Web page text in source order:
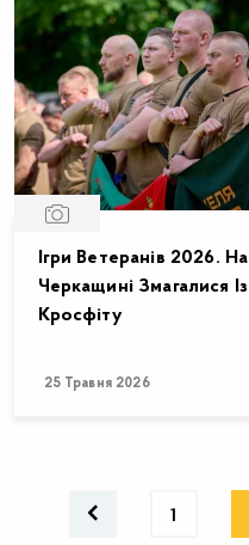
Ігри Ветеранів 2026. На
Черкащині Змагалися Із
Кросфіту
25 Травня 2026
1